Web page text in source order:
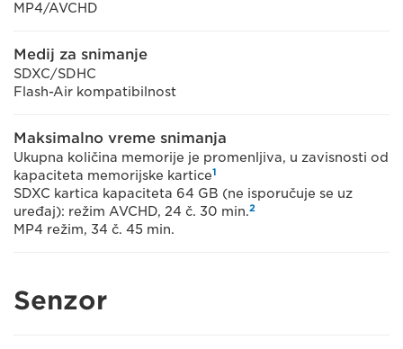
MP4/AVCHD
Medij za snimanje
SDXC/SDHC
Flash-Air kompatibilnost
Maksimalno vreme snimanja
Ukupna količina memorije je promenljiva, u zavisnosti od
kapaciteta memorijske kartice1
SDXC kartica kapaciteta 64 GB (ne isporučuje se uz
uređaj): režim AVCHD, 24 č. 30 min.2
MP4 režim, 34 č. 45 min.
Senzor